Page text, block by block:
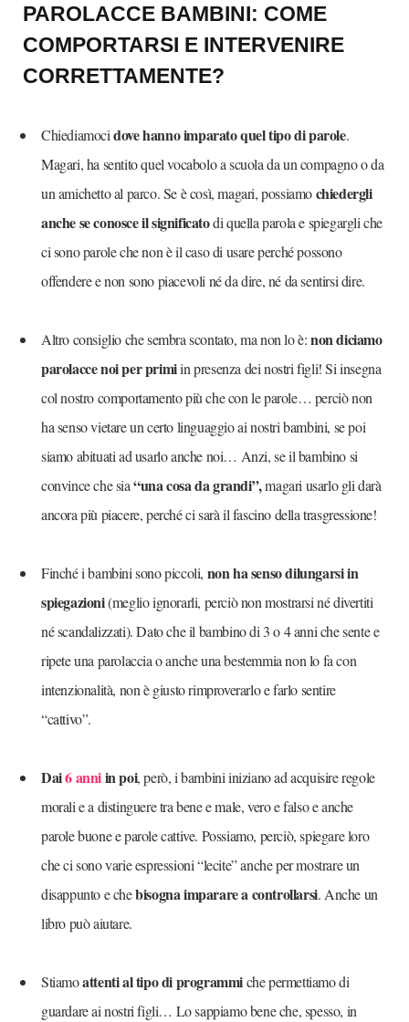
PAROLACCE BAMBINI: COME
COMPORTARSI E INTERVENIRE
CORRETTAMENTE?
Chiediamocidove hanno imparato quel tipo di parole.
Magari, ha sentito quel vocabolo a scuola da un compagno o da
un amichetto al parco. Se è così, magari, possiamochiedergli
anche se conosce il significatodi quella parola e spiegargli che
ci sono parole che non è il caso di usare perché possono
offendere e non sono piacevoli né da dire, né da sentirsi dire.
Altro consiglio che sembra scontato, ma non lo è:non diciamo
parolacce noi per primiin presenza dei nostri figli! Si insegna
col nostro comportamento più che con le parole… perciò non
ha senso vietare un certo linguaggio ai nostri bambini, se poi
siamo abituati ad usarlo anche noi… Anzi, se il bambino si
convince che sia“una cosa da grandi”,magari usarlo gli darà
ancora più piacere, perché ci sarà il fascino della trasgressione!
Finché i bambini sono piccoli, non ha senso dilungarsi in
spiegazioni(meglio ignorarli, perciò non mostrarsi né divertiti
né scandalizzati). Dato che il bambino di 3 o 4 anni che sente e
ripete una parolaccia o anche una bestemmia non lo fa con
intenzionalità, non è giusto rimproverarlo e farlo sentire
“cattivo”.
Dai6 anniin poi, però, i bambini iniziano ad acquisire regole
morali e a distinguere tra bene e male, vero e falso e anche
parole buone e parole cattive. Possiamo, perciò, spiegare loro
che ci sono varie espressioni “lecite” anche per mostrare un
disappunto e chebisogna imparare a controllarsi. Anche un
libro può aiutare.
Stiamoattenti al tipo di programmiche permettiamo di
guardare ai nostri figli… Lo sappiamo bene che, spesso, in